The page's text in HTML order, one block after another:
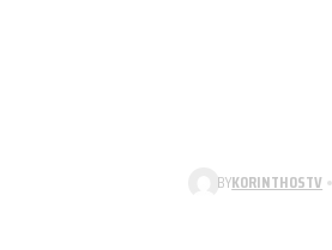
BYKORINTHOSTV